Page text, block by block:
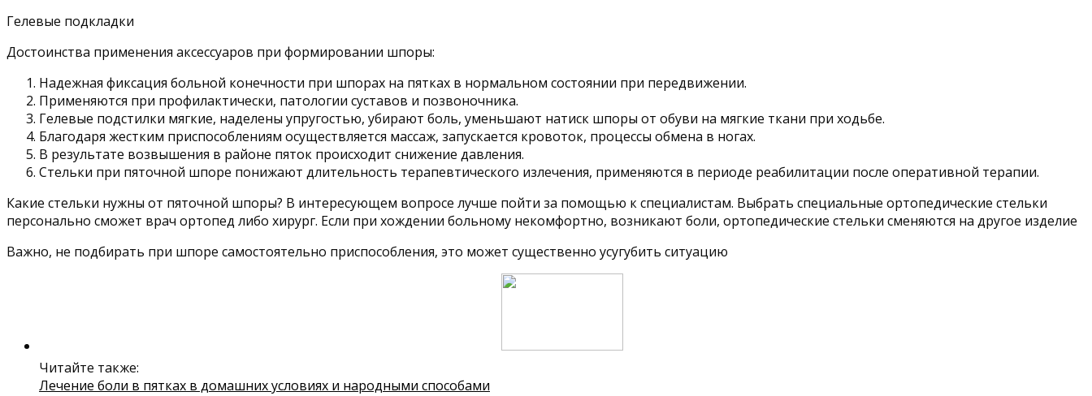
Гелевые подкладки
Достоинства применения аксессуаров при формировании шпоры:
Надежная фиксация больной конечности при шпорах на пятках в нормальном состоянии при передвижении.
Применяются при профилактически, патологии суставов и позвоночника.
Гелевые подстилки мягкие, наделены упругостью, убирают боль, уменьшают натиск шпоры от обуви на мягкие ткани при ходьбе.
Благодаря жестким приспособлениям осуществляется массаж, запускается кровоток, процессы обмена в ногах.
В результате возвышения в районе пяток происходит снижение давления.
Стельки при пяточной шпоре понижают длительность терапевтического излечения, применяются в периоде реабилитации после оперативной терапии.
Какие стельки нужны от пяточной шпоры? В интересующем вопросе лучше пойти за помощью к специалистам. Выбрать специальные ортопедические стельки
персонально сможет врач ортопед либо хирург. Если при хождении больному некомфортно, возникают боли, ортопедические стельки сменяются на другое изделие
Важно, не подбирать при шпоре самостоятельно приспособления, это может существенно усугубить ситуацию
Читайте также:
Лечение боли в пятках в домашних условиях и народными способами